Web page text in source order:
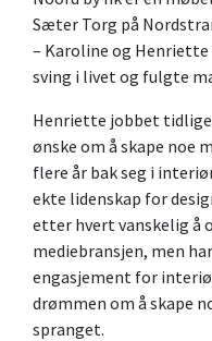
Sæter Torg på
– Karoline og
sving i livet og fulgte
Henriette jobbet
ønske om å skape noe
flere år bak seg i
ekte lidenskap for
etter hvert vanskelig å
mediebransjen, men
engasjement for
drømmen om å skape
spranget.